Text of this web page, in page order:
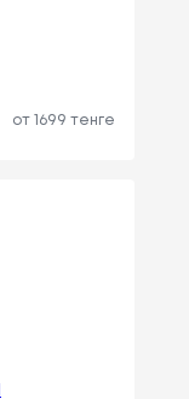
от 1699 тенге